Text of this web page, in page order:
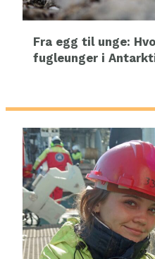
Fra egg til unge:
fugleunger i